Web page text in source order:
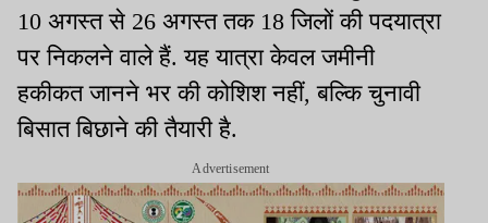
10 अगस्त से 26 अगस्त तक 18 जिलों की पदयात्रा
पर निकलने वाले हैं. यह यात्रा केवल जमीनी
हकीकत जानने भर की कोशिश नहीं, बल्कि चुनावी
बिसात बिछाने की तैयारी है.
Advertisement